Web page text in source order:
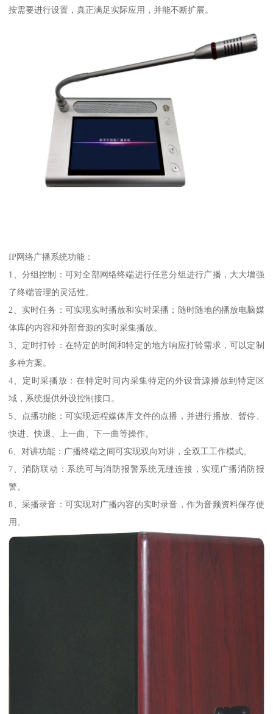
按需要进行设置，真正满足实际应用，并能不断扩展。
IP网络广播系统功能：
1、分组控制：可对全部网络终端进行任意分组进行广播，大大增强
了终端管理的灵活性。
2、实时任务：可实现实时播放和实时采播；随时随地的播放电脑媒
体库的内容和外部音源的实时采集播放。
3、定时打铃：在特定的时间和特定的地方响应打铃需求，可以定制
多种方案。
4、定时采播放：在特定时间内采集特定的外设音源播放到特定区
域，系统提供外设控制接口。
5、点播功能：可实现远程媒体库文件的点播，并进行播放、暂停、
快进、快退、上一曲、下一曲等操作。
6、对讲功能：广播终端之间可实现双向对讲，全双工工作模式。
7、消防联动：系统可与消防报警系统无缝连接，实现广播消防报
警。
8、采播录音：可实现对广播内容的实时录音，作为音频资料保存使
用。